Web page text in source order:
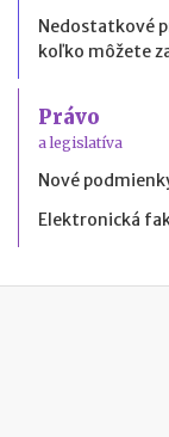
Nedostatkové
koľko môžete
Právo
a legislatíva
Nové
Elektronická